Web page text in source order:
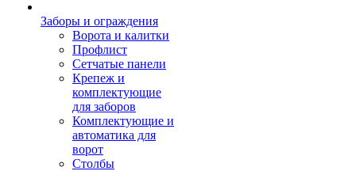
Заборы и ограждения
Ворота и калитки
Профлист
Сетчатые панели
Крепеж и
комплектующие
для заборов
Комплектующие и
автоматика для
ворот
Столбы